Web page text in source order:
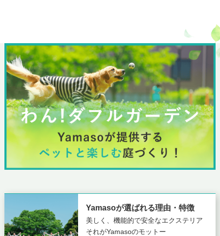
Yamasoが選ばれる理由・特徴
美しく、機能的で安全なエクステリア
それがYamasoのモットー